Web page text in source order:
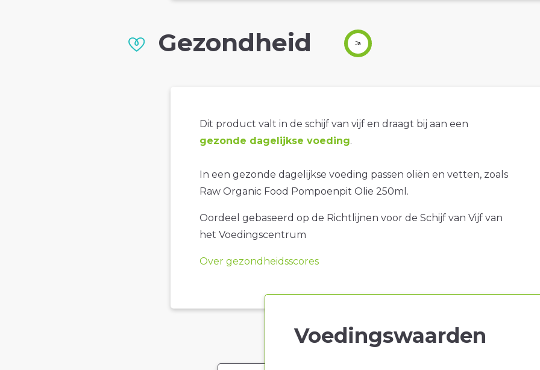
Gezondheid Ja
Dit product valt in de schijf van vijf en draagt bij aan een
gezonde dagelijkse voeding.
In een gezonde dagelijkse voeding passen oliën en vetten, zoals
Raw Organic Food Pompoenpit Olie 250ml.
Oordeel gebaseerd op de Richtlijnen voor de Schijf van Vijf van
het Voedingscentrum
Over gezondheidsscores
Voedingswaarden